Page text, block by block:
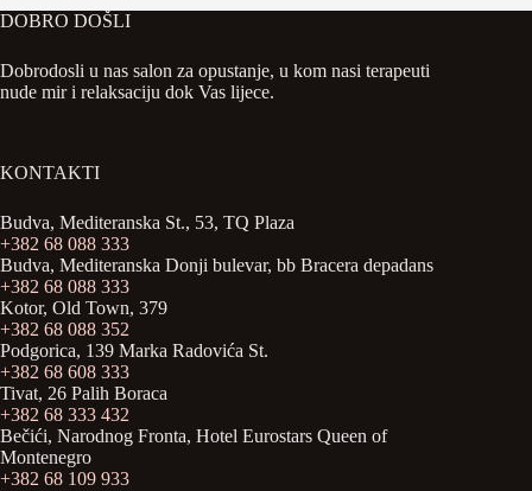
DOBRO DOŠLI
Dobrodosli u nas salon za opustanje, u kom nasi terapeuti
nude mir i relaksaciju dok Vas lijece.
KONTAKTI
Budva, Mediteranska St., 53, TQ Plaza
+382 68 088 333
Budva, Mediteranska Donji bulevar, bb Bracera depadans
+382 68 088 333
Kotor, Old Town, 379
+382 68 088 352
Podgorica, 139 Marka Radovića St.
+382 68 608 333
Tivat, 26 Palih Boraca
+382 68 333 432
Bečići, Narodnog Fronta, Hotel Eurostars Queen of
Montenegro
+382 68 109 933